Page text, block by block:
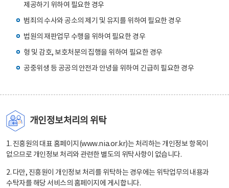
제공하기 위하여 필요한 경우
범죄의 수사와 공소의 제기 및 유지를 위하여 필요한 경우
법원의 재판업무 수행을 위하여 필요한 경우
형 및 감호, 보호처분의 집행을 위하여 필요한 경우
공중위생 등 공공의 안전과 안녕을 위하여 긴급히 필요한 경우
개인정보처리의 위탁
1. 진흥원의 대표 홈페이지(www.nia.or.kr)는 처리하는 개인정보 항목이
없으므로 개인정보 처리와 관련한 별도의 위탁사항이 없습니다.
2. 다만, 진흥원이 개인정보 처리를 위탁하는 경우에는 위탁업무의 내용과
수탁자를 해당 서비스의 홈페이지에 게시합니다.